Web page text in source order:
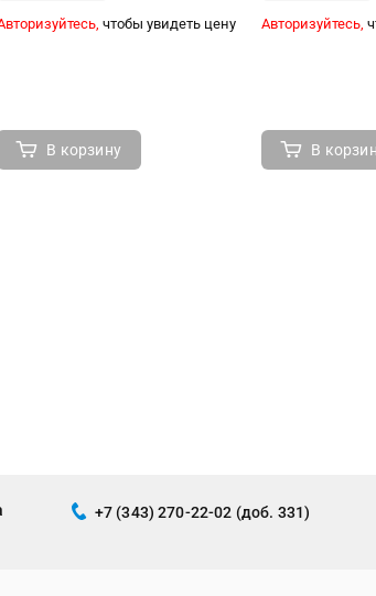
чтобы увидеть цену
В корзину
Авторизуйтесь,
В
+7 (343) 270-22-02 (доб. 331)